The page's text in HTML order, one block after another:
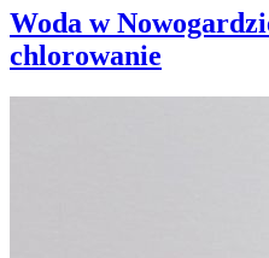
Woda w
chlorowanie